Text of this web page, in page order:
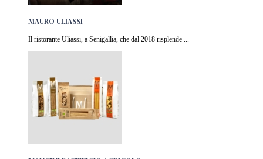
MAURO ULIASSI
Il ristorante Uliassi, a Senigallia, che dal 2018 risplende ...